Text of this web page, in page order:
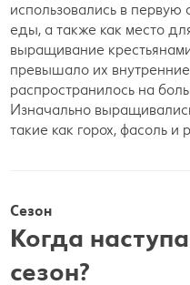
использовались в
еды, а также как место
выращивание
превышало их
распространилось на
Изначально
такие как горох, фасоль и
Сезон
Когда
сезон?